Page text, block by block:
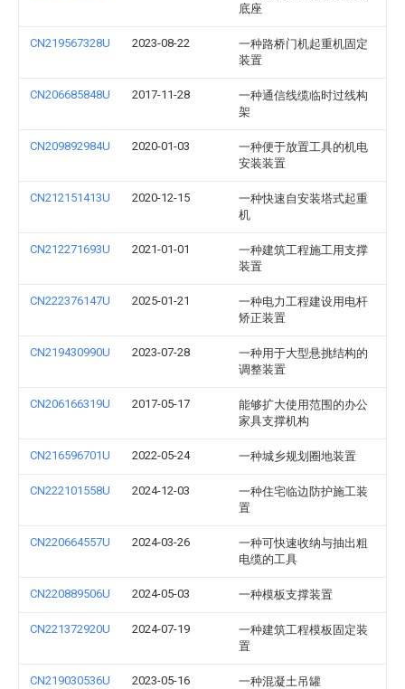
底座
CN219567328U 2023-08-22
一种路桥门机起重机固定
装置
CN206685848U 2017-11-28
一种通信线缆临时过线构
架
CN209892984U 2020-01-03
一种便于放置工具的机电
安装装置
CN212151413U 2020-12-15
一种快速自安装塔式起重
机
CN212271693U 2021-01-01
一种建筑工程施工用支撑
装置
CN222376147U 2025-01-21
一种电力工程建设用电杆
矫正装置
CN219430990U 2023-07-28
一种用于大型悬挑结构的
调整装置
CN206166319U 2017-05-17
能够扩大使用范围的办公
家具支撑机构
CN216596701U 2022-05-24 一种城乡规划圈地装置
CN222101558U 2024-12-03
一种住宅临边防护施工装
置
CN220664557U 2024-03-26
一种可快速收纳与抽出粗
电缆的工具
CN220889506U 2024-05-03 一种模板支撑装置
CN221372920U 2024-07-19
一种建筑工程模板固定装
置
CN219030536U 2023-05-16 一种混凝土吊罐